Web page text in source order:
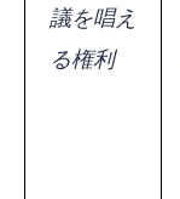
議を唱え
る権利